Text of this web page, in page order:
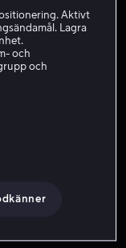
efter en
efter en
ångrar sitt
man.
Aktivt
Lagra
och
och